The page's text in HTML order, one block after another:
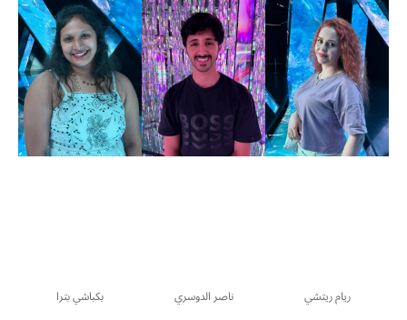
ريام ريتشي ناصر الدوسري بكباشي بترا